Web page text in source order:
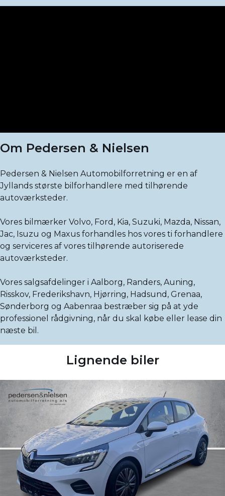
Om Pedersen & Nielsen
Pedersen & Nielsen Automobilforretning er en af
Jyllands største bilforhandlere med tilhørende
autoværksteder.
Vores bilmærker Volvo, Ford, Kia, Suzuki, Mazda, Nissan,
Jac, Isuzu og Maxus forhandles hos vores ti forhandlere
og serviceres af vores tilhørende autoriserede
autoværksteder.
Vores salgsafdelinger i Aalborg, Randers, Auning,
Risskov, Frederikshavn, Hjørring, Hadsund, Grenaa,
Sønderborg og Aabenraa bestræber sig på at yde
professionel rådgivning, når du skal købe eller lease din
næste bil.
Lignende biler